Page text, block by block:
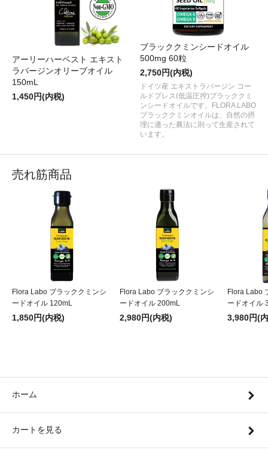
アーリーハーベスト エキスト
ラバージンオリーブオイル
150mL
1,450円(内税)
ブラッククミンシードオイル
500mg 60粒
2,750円(内税)
ドイツ産 エキストラバージン コー
ルドプレス(低温圧搾)ブラッククミ
ンシードオイルです。FLORA LABO
ブラッククミンオイルは、自然の摂
理に適った農法に則って生産されて
います。
売れ筋商品
Flora Labo ブラッククミンシ
ードオイル 120mL
1,850円(内税)
Flora Labo ブラッククミンシ
ードオイル 200mL
2,980円(内税)
Flora Labo
ードオイル
3,980円(
ホーム
カートを見る